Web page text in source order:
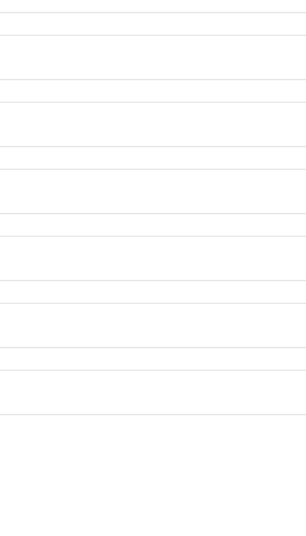
quelli di un
causato da un infarto,
118, o 112 nelle
che si manifesti dopo un
a causa di uncoagulo/
non subuscono danni anche
che una scarica di ormoni dello
persone. Come questi
Un ruolo potrebbe
muscolare cardiaco
con più di 50 anni
di ansia o depressione
può avere bisogno di:
le persone con la sindrome
ritmo e nella struttura del
su carta millimetrata il
Tako Tsubo, la sindrome
infarto. La maggior parte delle
la causa dei disturbi avvertiti
di conversione
ulteriori episodi. Molte
nuovamente (non
dannosi
importante che la persona
consigliate la pratica di